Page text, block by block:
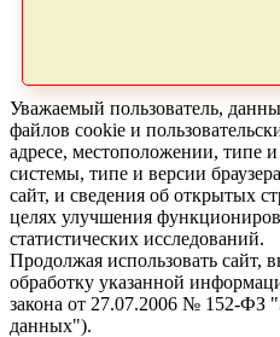
Уважаемый пользователь,
файлов cookie и
адресе, местоположении, типе
системы, типе и версии
сайт, и сведения об открытых
целях улучшения
статистических исследований.
Продолжая использовать сайт,
обработку указанной
закона от 27.07.2006 № 152-ФЗ
данных").